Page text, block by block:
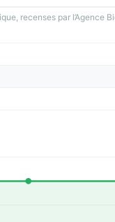
recenses par